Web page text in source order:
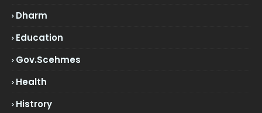
Dharm
Education
Gov.scehmes
Health
Histrory